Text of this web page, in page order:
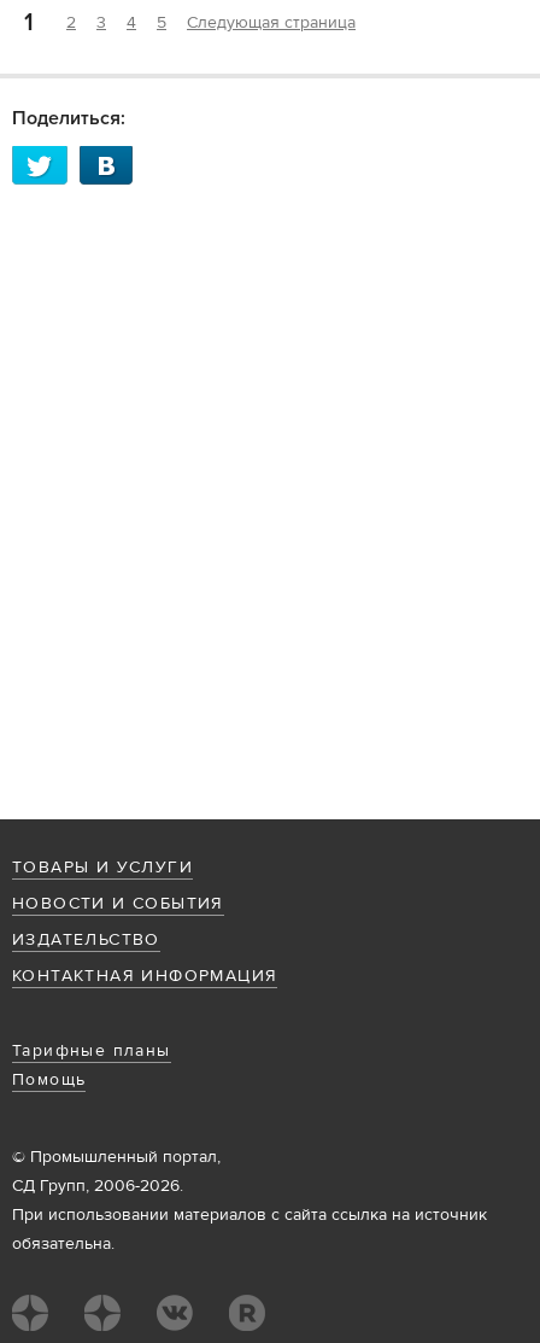
1 2 3 4 5 Следующая страница
Поделиться:
ТОВАРЫ И УСЛУГИ
НОВОСТИ И СОБЫТИЯ
ИЗДАТЕЛЬСТВО
КОНТАКТНАЯ ИНФОРМАЦИЯ
Тарифные планы
Помощь
© Промышленный портал,
СД Групп, 2006-2026.
При использовании материалов с сайта ссылка на источник
обязательна.